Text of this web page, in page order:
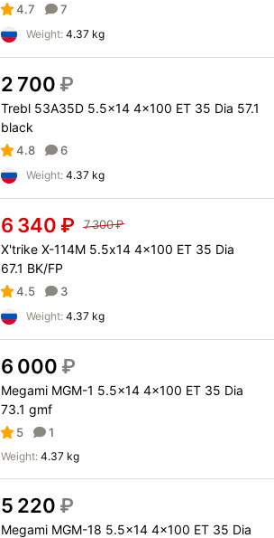
4.7 7
Weight: 4.37 kg
2 700 ₽
Trebl 53A35D 5.5x14 4x100 ET 35 Dia 57.1
black
4.8 6
Weight: 4.37 kg
6 340 ₽ 7 300₽
X'trike X-114М 5.5x14 4x100 ET 35 Dia
67.1 BK/FP
4.5 3
Weight: 4.37 kg
6 000 ₽
Megami MGM-1 5.5x14 4x100 ET 35 Dia
73.1 gmf
5 1
Weight: 4.37 kg
5 220 ₽
Megami MGM-18 5.5x14 4x100 ET 35 Dia